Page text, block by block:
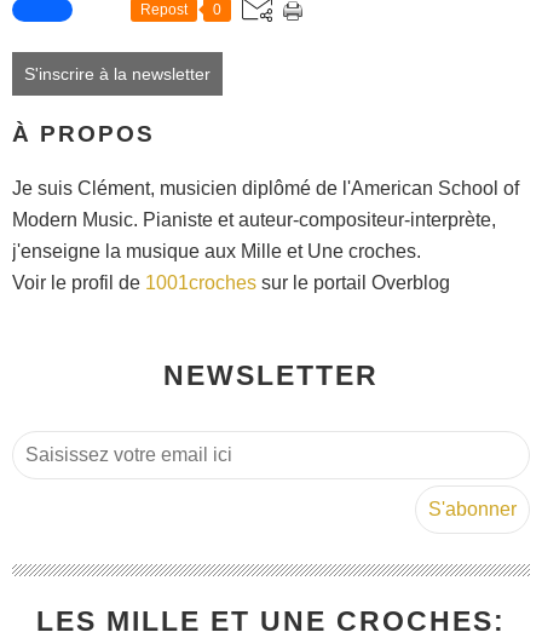
Repost 0
S'inscrire à la newsletter
À PROPOS
Je suis Clément, musicien diplômé de l'American School of
Modern Music. Pianiste et auteur-compositeur-interprète,
j'enseigne la musique aux Mille et Une croches.
Voir le profil de 1001croches sur le portail Overblog
NEWSLETTER
LES MILLE ET UNE CROCHES: